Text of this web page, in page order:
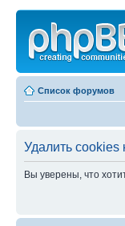
Список форумов
Удалить cookies
Вы уверены, что